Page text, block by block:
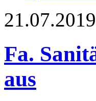
21.07.2019
Fa.
aus